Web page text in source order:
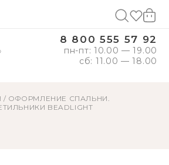
8 800 555 57 92
пн-пт: 10.00 — 19.00
сб: 11.00 — 18.00
/ ОФОРМЛЕНИЕ СПАЛЬНИ.
BEADLIGHT